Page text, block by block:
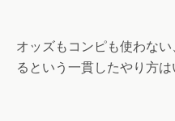
オッズもコンピも使わな
るという一貫したやり方